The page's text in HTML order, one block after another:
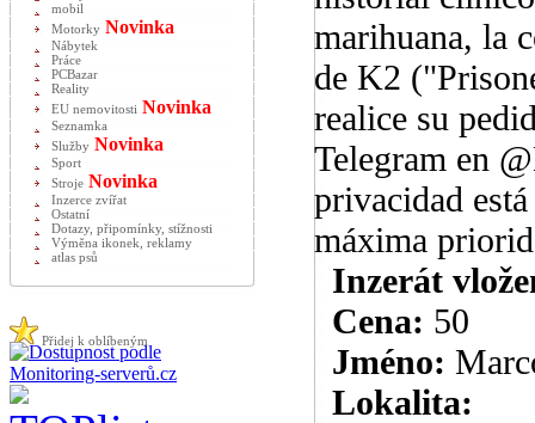
marihuana, la
de K2
realice su
Telegram en
privacidad
máxima
Inzerát
Cena: 50
Jméno:
Lokalita:
mobil
Motorky Novinka
Nábytek
Práce
PCBazar
Reality
EU nemovitosti Novinka
Seznamka
Služby Novinka
Sport
Stroje Novinka
Inzerce zvířat
Ostatní
Dotazy, připomínky, stížnosti
Výměna ikonek, reklamy
atlas psů
Přidej k oblíbeným